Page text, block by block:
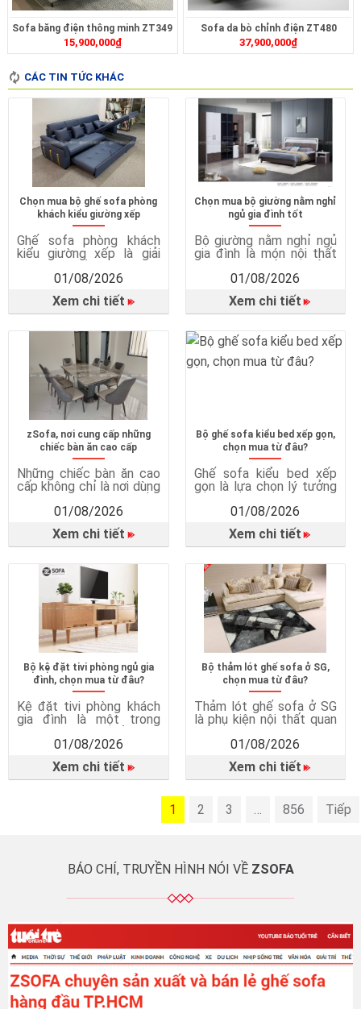
Sofa băng điện thông minh ZT349
15,900,000₫
Sofa da bò chỉnh điện ZT480
37,900,000₫
CÁC TIN TỨC KHÁC
Chọn mua bộ ghế sofa phòng
khách kiểu giường xếp
Ghế sofa phòng khách
kiểu giường xếp là giải
kết hợp giữa ghế sofa và
giường ngủ trong cùng
một sản phẩm. Vì sao
cần ghế sofa giường?
Tiết kiệm diện tích hiệu
quả Sofa giường rất phù
hợp với căn hộ chung cư,
phòng ngủ nhỏ hoặc nhà
có […]
01/08/2026
Xem chi tiết
Chọn mua bộ giường nằm nghỉ
ngủ gia đình tốt
Bộ giường nằm nghỉ ngủ
gia đình là món nội thất
trực tiếp đến chất lượng
giấc ngủ, sức khỏe và sự
tiện nghi trong cuộc
sống hằng ngày. Một
chiếc giường ngủ phù
hợp không chỉ mang đến
giấc ngủ ngon mà còn
giúp bảo vệ sức khỏe, tối
01/08/2026
Xem chi tiết
zSofa, nơi cung cấp những
chiếc bàn ăn cao cấp
Những chiếc bàn ăn cao
cấp không chỉ là nơi dùng
tạo nên không gian sinh
hoạt chung ấm cúng và
tiện nghi cho cả gia đình.
Vì sao cần có bàn ghế
phòng ăn? Tạo không
gian sum họp gia đình
Bàn ăn là nơi các thành
viên cùng […]
01/08/2026
Xem chi tiết
Bộ ghế sofa kiểu bed xếp gọn,
chọn mua từ đâu?
Ghế sofa kiểu bed xếp
gọn là lựa chọn lý tưởng
đại nhờ thiết kế đa năng,
tiết kiệm diện tích và
mang lại nhiều tiện ích
dành cho gia đình. Vì sao
nên chọn mua ghế sofa
bed? Tối ưu không gian
sống Ghế sofa bed kết
hợp hai […]
01/08/2026
Xem chi tiết
Bộ kệ đặt tivi phòng ngủ gia
đình, chọn mua từ đâu?
Kệ đặt tivi phòng khách
gia đình là một trong
trọng giúp phòng khách
trở nên gọn gàng, tiện
nghi và thẩm mỹ hơn.
Không chỉ đơn thuần là
01/08/2026
Xem chi tiết
Bộ thảm lót ghế sofa ở SG,
chọn mua từ đâu?
Thảm lót ghế sofa ở SG
là phụ kiện nội thất quan
không gian phòng khách
và mang lại nhiều lợi ích
trong quá trình sử dụng.
Thảm lót ghế sofa không
trí mà còn góp phần bảo
01/08/2026
Xem chi tiết
1 2 3 … 856 Tiếp
BÁO CHÍ, TRUYỀN HÌNH NÓI VỀ ZSOFA